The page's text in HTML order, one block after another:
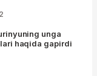
2
unga
haqida gapirdi